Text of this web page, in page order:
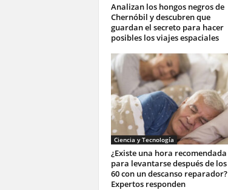
Analizan los hongos negros de
Chernóbil y descubren que
guardan el secreto para hacer
posibles los viajes espaciales
Ciencia y Tecnología
¿Existe una hora recomendada
para levantarse después de los
60 con un descanso reparador?
Expertos responden